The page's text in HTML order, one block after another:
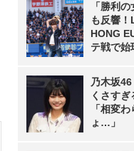
「勝利
も反響！
HONG
テ戦で
乃木坂
くさす
「相変
ょ…」